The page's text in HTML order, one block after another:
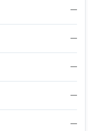
—
—
—
—
—